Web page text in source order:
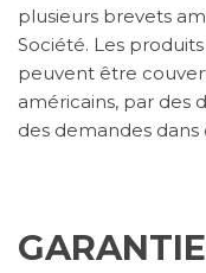
plusieurs brevets
Société. Les
peuvent être
américains, par des
des demandes dans
GARANTIE